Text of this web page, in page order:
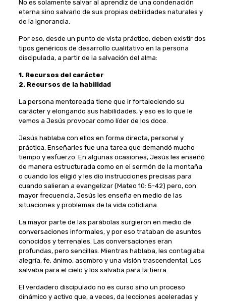
No es solamente salvar al aprendiz de una condenación
eterna sino salvarlo de sus propias debilidades naturales y
de la ignorancia.
Por eso, desde un punto de vista práctico, deben existir dos
tipos genéricos de desarrollo cualitativo en la persona
discipulada, a partir de la salvación del alma:
1. Recursos del carácter
2. Recursos de la habilidad
La persona mentoreada tiene que ir fortaleciendo su
carácter y elongando sus habilidades, y eso es lo que le
vemos a Jesús provocar como líder de los doce.
Jesús hablaba con ellos en forma directa, personal y
práctica. Enseñarles fue una tarea que demandó mucho
tiempo y esfuerzo. En algunas ocasiones, Jesús les enseñó
de manera estructurada como en el sermón de la montaña
o cuando los eligió y les dio instrucciones precisas para
cuando salieran a evangelizar (Mateo 10: 5-42) pero, con
mayor frecuencia, Jesús les enseña en medio de las
situaciones y problemas de la vida cotidiana.
La mayor parte de las parábolas surgieron en medio de
conversaciones informales, y por eso trataban de asuntos
conocidos y terrenales. Las conversaciones eran
profundas, pero sencillas. Mientras hablaba, les contagiaba
alegría, fe, ánimo, asombro y una visión trascendental. Los
salvaba para el cielo y los salvaba para la tierra.
El verdadero discipulado no es curso sino un proceso
dinámico y activo que, a veces, da lecciones aceleradas y